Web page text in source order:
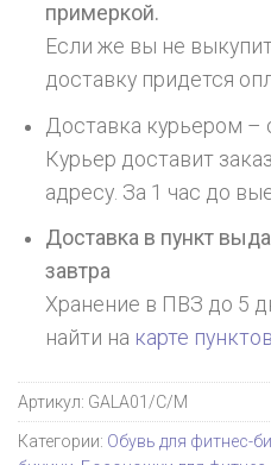
примеркой.
Если же вы не
доставку придется
Доставка курьером –
Курьер доставит
адресу. За 1 час до
Доставка в пункт
завтра
Хранение в ПВЗ до 5
найти на карте
Артикул: GALA01/C/M
Категории: Обувь для фитнес-